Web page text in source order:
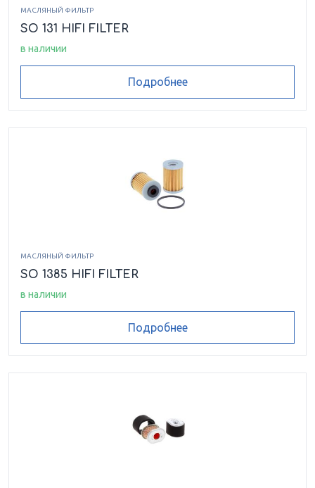
VVV 700/22
МАСЛЯНЫЙ ФИЛЬТР
SO 131 HIFI FILTER
в наличии
Подробнее
МАСЛЯНЫЙ ФИЛЬТР
SO 1385 HIFI FILTER
в наличии
Подробнее